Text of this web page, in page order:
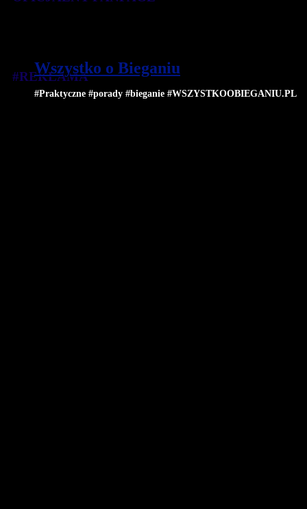
Wszystko o Bieganiu
#Praktyczne #porady #bieganie #WSZYSTKOOBIEGANIU.PL
#REKLAMA